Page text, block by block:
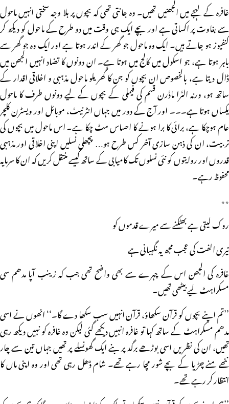
غافرہ کے لہجے میں الجھنیں تھیں۔ وہ جانتی تھی کہ بچوں پر بلا وجہ سختی انہیں ماحول
سے بغاوت پر اکساتی ہے اور بچے ایک ہی وقت میں دو طرح کے ماحول کو دیکھ کر
کنفیوز ہو جاتے ہیں۔ ایک وہ ماحول جو گھر کے اندر ہوتا ہے اور ایک وہ جو گھر سے
باہر ہوتا ہے، جو اسکول میں کالج میں ہوتا ہے۔ ان دونوں کا تضاد انہیں الجھن میں
ڈال دیتا ہے، بالخصوص ان بچوں کو جن کا گھریلو ماحول مذہبی و اخلاقی اقدار کے
ساتھ ہو، ورنہ الٹرا ماڈرن قسم کی فیملی کے بچوں کے لیے دونوں طرف کا ماحول
یکساں ہوتا ہے۔۔۔ اور آج کے دور میں جہاں انٹرنیٹ، موبائل اور ویسٹرن کلچر
عام ہوچکا ہے، برائی کا برا ہونے کا احساس مٹ چکا ہے۔ اس ماحول میں بچوں کی
تربیت، ان کی ذہن سازی آخر کس طرح ہو… پچھلی نسلیں اپنی اخلاقی اور مذہبی
قدروں اور روایتوں کو نئی نسلوں تک کامیابی کے ساتھ کیسے منتقل کریں کہ ان کا سرمایہ
محفوظ رہے۔
٭٭
روک لیتی ہے بھٹکنے سے میرے قدموں کو
تیری الفت کی عجب مجھ یہ نگہبانی ہے
غافرہ کی الجھن اس کے چہرے سے بھی واضح تھی جب کہ زینب آپا مدھم سی
مسکراہٹ لیے بیٹھی تھیں۔
’’تم اپنے بچوں کو قرآن سکھاؤ، قرآن انہیں سب سکھا دے گا۔‘‘ انھوں نے اسی
مدھم مسکراہٹ کے ساتھ کہا تو غافرہ انہیں دیکھے گئی لیکن وہ غافرہ کو نہیں دیکھ رہی
تھیں، ان کی نظریں اسی بوڑھے برگد پر بنے ایک گھونسلے پر تھیں جہاں تین سے چار
ننھے منے چڑیا کے بچے شور مچا رہے تھے۔ شام ڈھل رہی تھی اور وہ اپنی ماں کا
انتظار کر رہے تھے۔